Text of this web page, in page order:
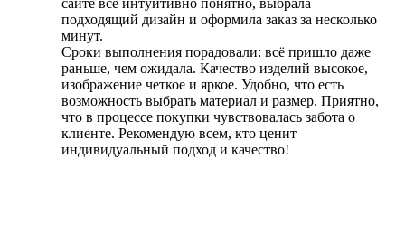
подходящий дизайн и оформила заказ за несколько
минут.
Сроки выполнения порадовали: всё пришло даже
раньше, чем ожидала. Качество изделий высокое,
изображение четкое и яркое. Удобно, что есть
возможность выбрать материал и размер. Приятно,
что в процессе покупки чувствовалась забота о
клиенте. Рекомендую всем, кто ценит
индивидуальный подход и качество!